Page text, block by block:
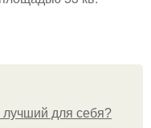
лучший для себя?